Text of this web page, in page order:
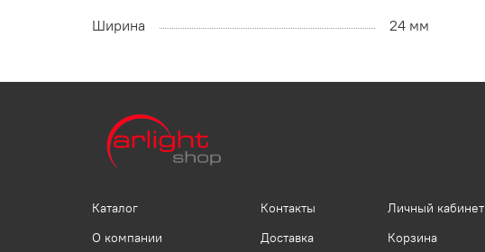
Ширина 24 мм
Каталог
О компании
Контакты
Доставка
Личный кабинет
Корзина